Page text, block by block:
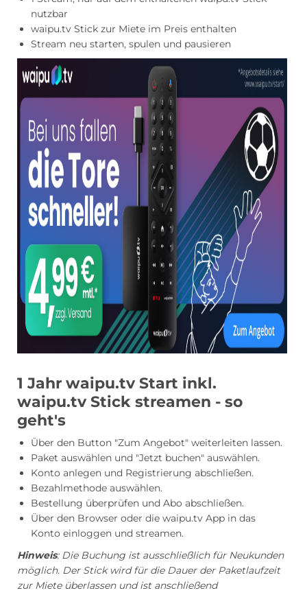
nutzbar
waipu.tv Stick zur Miete im Preis enthalten
Stream neu starten, spulen und pausieren
1 Jahr waipu.tv Start inkl.
waipu.tv Stick streamen - so
geht's
Über den Button "Zum Angebot" weiterleiten lassen.
Paket auswählen und "Jetzt buchen" auswählen.
Konto anlegen und Registrierung abschließen.
Bezahlmethode auswählen.
Bestellung überprüfen und Abo abschließen.
Über den Browser oder die waipu.tv App in das
Konto einloggen und streamen.
Hinweis: Die Buchung ist ausschließlich für Neukunden
möglich. Der Stick wird für die Dauer der Paketlaufzeit
zur Miete überlassen und ist anschließend